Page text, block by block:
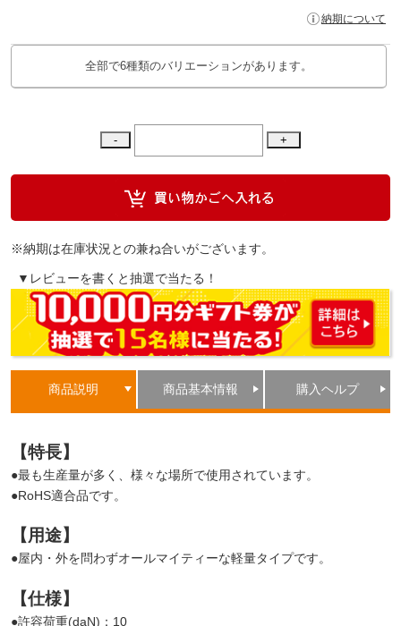
納期について
全部で6種類のバリエーションがあります。
※納期は在庫状況との兼ね合いがございます。
▼レビューを書くと抽選で当たる！
商品説明 商品基本情報 購入ヘルプ
【特長】
●最も生産量が多く、様々な場所で使用されています。
●RoHS適合品です。
【用途】
●屋内・外を問わずオールマイティーな軽量タイプです。
【仕様】
●許容荷重(daN)：10